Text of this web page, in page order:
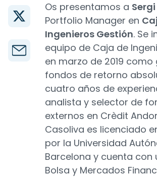
Os presentamos a
Portfolio Manager en
Ingenieros Gestión. Se
equipo de Caja de
en marzo de 2019
fondos de retorno
cuatro años de
analista y selector de
externos en Crèdit
Casoliva es licenciado
por la Universidad
Barcelona y cuenta con
Bolsa y Mercados